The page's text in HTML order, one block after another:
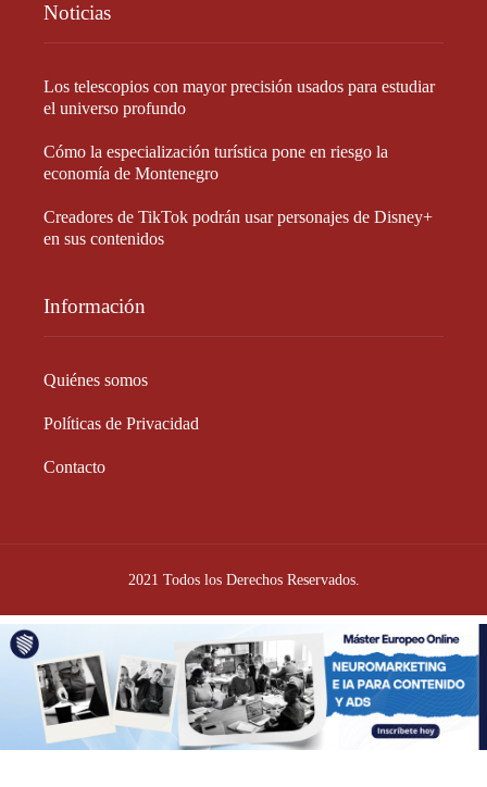
Noticias
Los telescopios con mayor precisión usados para estudiar
el universo profundo
Cómo la especialización turística pone en riesgo la
economía de Montenegro
Creadores de TikTok podrán usar personajes de Disney+
en sus contenidos
Información
Quiénes somos
Políticas de Privacidad
Contacto
2021 Todos los Derechos Reservados.